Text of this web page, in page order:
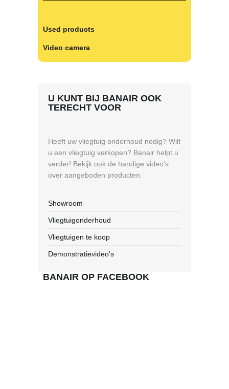
Used products
Video camera
U KUNT BIJ BANAIR OOK
TERECHT VOOR
Heeft uw vliegtuig onderhoud nodig? Wilt
u een vliegtuig verkopen? Banair helpt u
verder! Bekijk ook de handige video's
over aangeboden producten.
Showroom
Vliegtuigonderhoud
Vliegtuigen te koop
Demonstratievideo's
BANAIR OP FACEBOOK